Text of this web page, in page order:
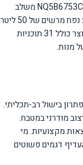
תנור המיקרוגל המשולב Samsung Bespoke AI דגם NQ5B6753CAK משלב
עיצוב מודרני יוקרתי עם טכנולוגיה מתקדמת. התנור מציע נפח מרשים של 50 ליטר
המתאים לכל צורכי הבישול והחימום במטבח המודרני. המוצר כולל 31 תוכניות
מנות.
בישול רב-תכליתי.
מודרני במטבח.
מקצועיות. מי
דגמים פשוטים